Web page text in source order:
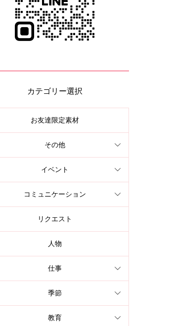
カテゴリー選択
お友達限定素材
その他
イベント
コミュニケーション
リクエスト
人物
仕事
季節
教育